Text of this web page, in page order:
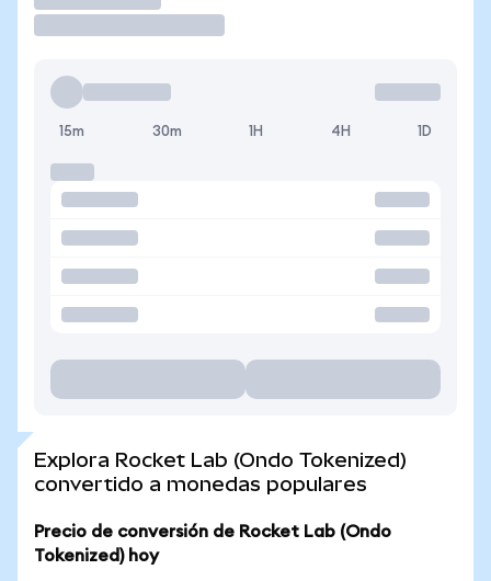
15m 30m 1H 4H 1D
Explora Rocket Lab (Ondo Tokenized)
convertido a monedas populares
Precio de conversión de Rocket Lab (Ondo
Tokenized) hoy